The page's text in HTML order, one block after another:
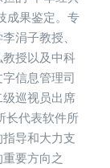
成果鉴定。专
涓子教授、
授以及中科
信息管理司
巡视员出席
长代表软件所
导和大力支
要方向之